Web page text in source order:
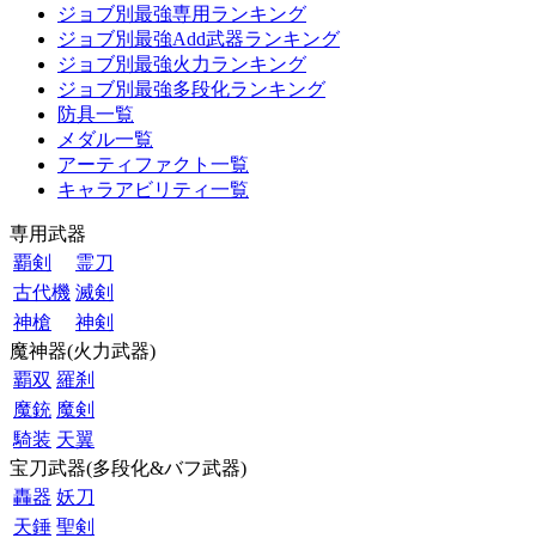
ジョブ別最強専用ランキング
ジョブ別最強Add武器ランキング
ジョブ別最強火力ランキング
ジョブ別最強多段化ランキング
防具一覧
メダル一覧
アーティファクト一覧
キャラアビリティ一覧
専用武器
覇剣
霊刀
古代機 滅剣
神槍
神剣
魔神器(火力武器)
覇双 羅刹
魔銃 魔剣
騎装 天翼
宝刀武器(多段化&バフ武器)
轟器 妖刀
天錘 聖剣